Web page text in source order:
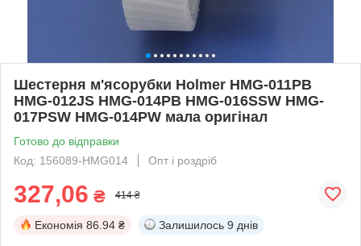
Шестерня м'ясорубки Holmer HMG-011PB
HMG-012JS HMG-014PB HMG-016SSW HMG-
017PSW HMG-014PW мала оригінал
Готово до відправки
Код: 156089-HMG014
Опт і роздріб
327,06 ₴ 414 ₴
Економія 86.94 ₴ Залишилось 9 днів